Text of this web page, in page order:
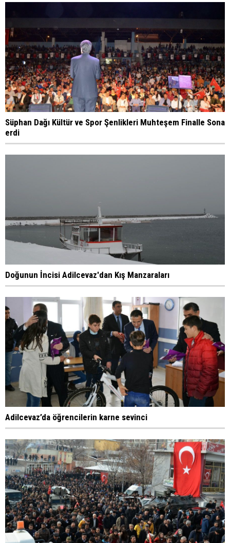
Süphan Dağı Kültür ve Spor Şenlikleri Muhteşem Finalle Sona
erdi
Doğunun İncisi Adilcevaz'dan Kış Manzaraları
Adilcevaz’da öğrencilerin karne sevinci